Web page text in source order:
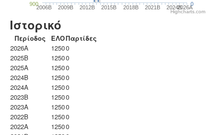
2006B 2009B 2012B 2015B 2018B 2021B 2024B2026A
900 0
Highcharts.com
Ιστορικό
Περίοδος ΕΛΟΠαρτίδες
2026A
12500
2025B
12500
2025A
12500
2024B
12500
2024A
12500
2023B
12500
2023Α
12500
2022B
12500
2022A
12500